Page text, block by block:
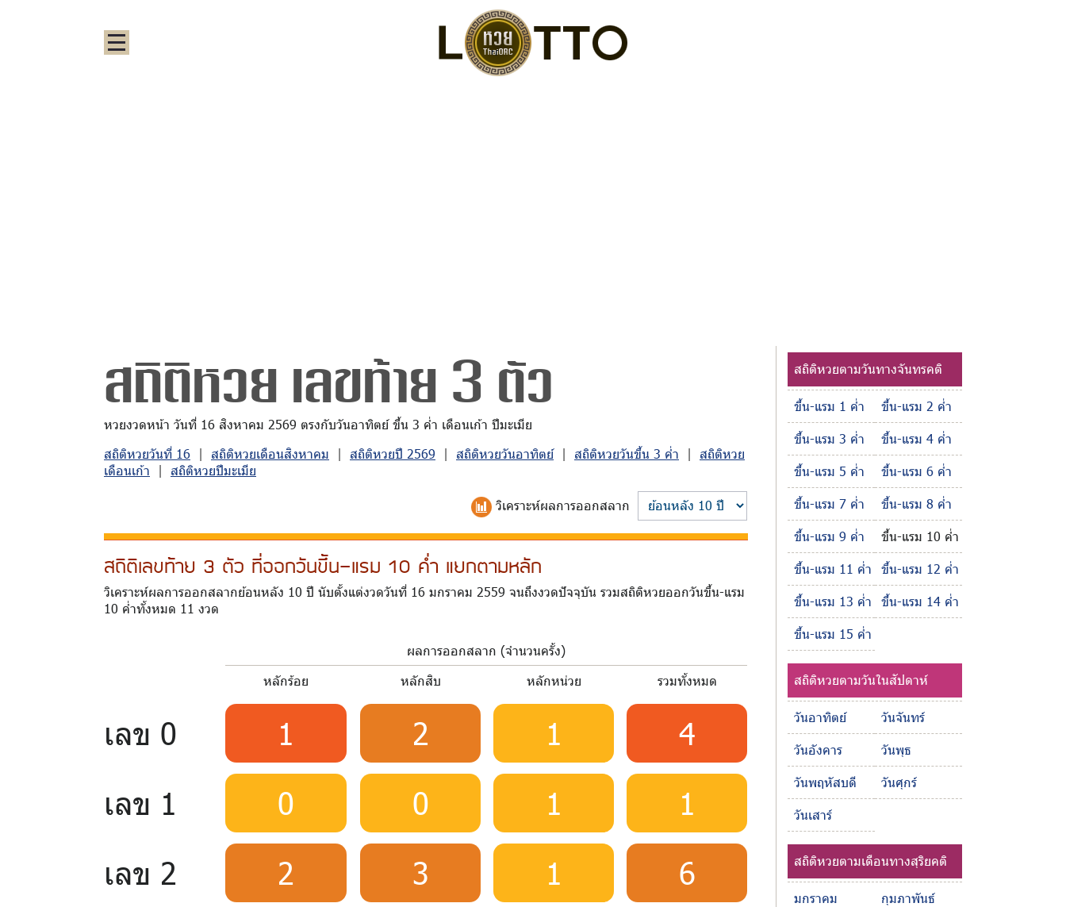
สถิติหวย เลขท้าย 3 ตัว
หวยงวดหน้า วันที่ 16 สิงหาคม 2569 ตรงกับวันอาทิตย์ ขึ้น 3 ค่ำ เดือนเก้า ปีมะเมีย
สถิติหวยวันที่ 16 | สถิติหวยเดือนสิงหาคม | สถิติหวยปี 2569 | สถิติหวยวันอาทิตย์| สถิติหวยวันขึ้น 3 ค่ำ | สถิติหวย
เดือนเก้า | สถิติหวยปีมะเมีย
วิเคราะห์ผลการออกสลาก
สถิติเลขท้าย 3 ตัว ที่ออกวันขึ้น-แรม 10 ค่ำ แยกตามหลัก
วิเคราะห์ผลการออกสลากย้อนหลัง 10 ปี นับตั้งแต่งวดวันที่ 16 มกราคม 2559 จนถึงงวดปัจจุบัน รวมสถิติหวยออกวันขึ้น-แรม
10 ค่ำทั้งหมด 11 งวด
ผลการออกสลาก (จำนวนครั้ง)
หลักร้อย
หลักสิบ หลักหน่วย รวมทั้งหมด
เลข 0 1 2 1
4
เลข 1
0 0 1
1
เลข 2
2 3 1
6
สถิติหวยตามวันทางจันทรคติ
ขึ้น-แรม 1 ค่ำ
ขึ้น-แรม 2 ค่ำ
ขึ้น-แรม 3 ค่ำ
ขึ้น-แรม 4 ค่ำ
ขึ้น-แรม 5 ค่ำ
ขึ้น-แรม 6 ค่ำ
ขึ้น-แรม 7 ค่ำ
ขึ้น-แรม 8 ค่ำ
ขึ้น-แรม 9 ค่ำ
ขึ้น-แรม 10 ค่ำ
ขึ้น-แรม 11 ค่ำ
ขึ้น-แรม 12 ค่ำ
ขึ้น-แรม 13 ค่ำ
ขึ้น-แรม 14 ค่ำ
ขึ้น-แรม 15 ค่ำ
สถิติหวยตามวันในสัปดาห์
วันอาทิตย์
วันจันทร์
วันอังคาร
วันพุธ
วันพฤหัสบดี
วันศุกร์
วันเสาร์
สถิติหวยตามเดือนทางสุริยคติ
มกราคม
กุมภาพันธ์